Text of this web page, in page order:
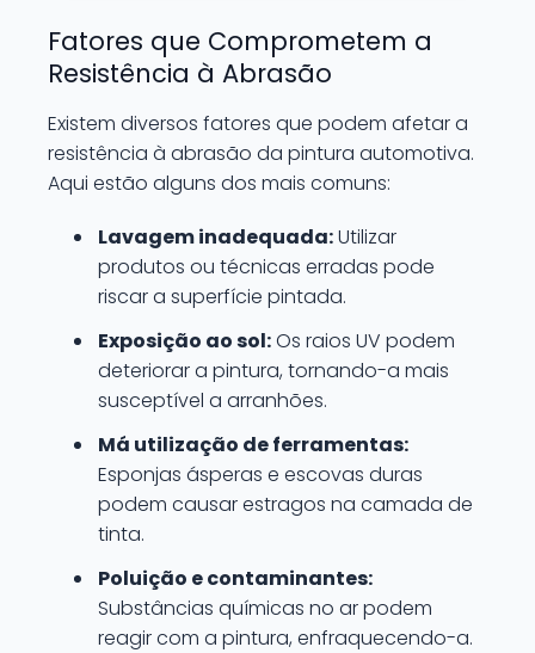
Fatores que Comprometem a
Resistência à Abrasão
Existem diversos fatores que podem afetar a
resistência à abrasão da pintura automotiva.
Aqui estão alguns dos mais comuns:
Lavagem inadequada:Utilizar
produtos ou técnicas erradas pode
riscar a superfície pintada.
Exposição ao sol:Os raios UV podem
deteriorar a pintura, tornando-a mais
susceptível a arranhões.
Má utilização de ferramentas:
Esponjas ásperas e escovas duras
podem causar estragos na camada de
tinta.
Poluição e contaminantes:
Substâncias químicas no ar podem
reagir com a pintura, enfraquecendo-a.